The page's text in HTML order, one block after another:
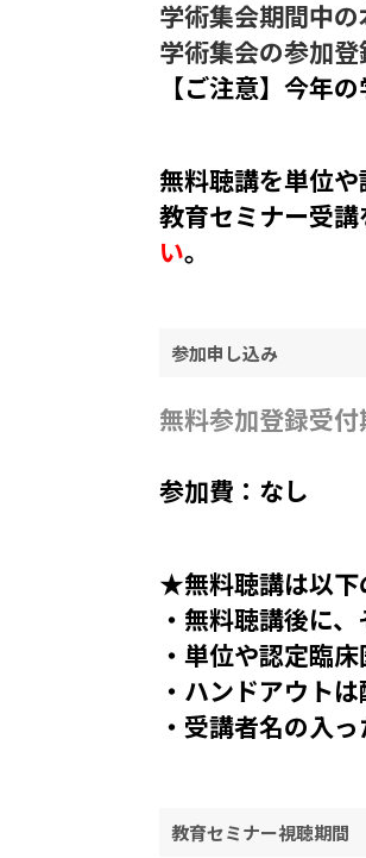
学術集会期間中の
学術集会の参加
【ご注意】今年
無料聴講を単位や
教育セミナー受講
い。
参加申し込み
無料参加登録受
参加費：なし
★無料聴講は以下
・ 無料聴講後に、
・単位や認定臨
・ハンドアウト
・受講者名の入
教育セミナー視聴期間